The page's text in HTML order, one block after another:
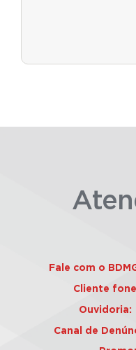
Fale com o
Cliente
Ouvidoria:
Canal de